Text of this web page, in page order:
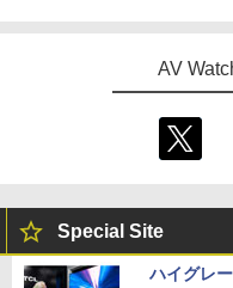
AV
Special Site
ハイグレ